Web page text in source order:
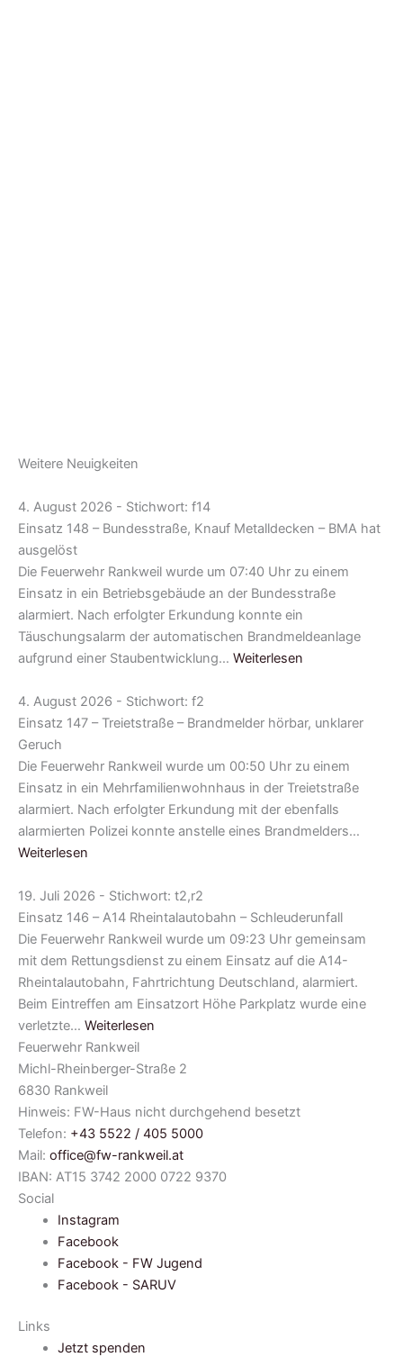
Weitere Neuigkeiten
4. August 2026 - Stichwort: f14
Einsatz 148 – Bundesstraße, Knauf Metalldecken – BMA hat
ausgelöst
Die Feuerwehr Rankweil wurde um 07:40 Uhr zu einem
Einsatz in ein Betriebsgebäude an der Bundesstraße
alarmiert. Nach erfolgter Erkundung konnte ein
Täuschungsalarm der automatischen Brandmeldeanlage
aufgrund einer Staubentwicklung… Weiterlesen
4. August 2026 - Stichwort: f2
Einsatz 147 – Treietstraße – Brandmelder hörbar, unklarer
Geruch
Die Feuerwehr Rankweil wurde um 00:50 Uhr zu einem
Einsatz in ein Mehrfamilienwohnhaus in der Treietstraße
alarmiert. Nach erfolgter Erkundung mit der ebenfalls
alarmierten Polizei konnte anstelle eines Brandmelders…
Weiterlesen
19. Juli 2026 - Stichwort: t2,r2
Einsatz 146 – A14 Rheintalautobahn – Schleuderunfall
Die Feuerwehr Rankweil wurde um 09:23 Uhr gemeinsam
mit dem Rettungsdienst zu einem Einsatz auf die A14-
Rheintalautobahn, Fahrtrichtung Deutschland, alarmiert.
Beim Eintreffen am Einsatzort Höhe Parkplatz wurde eine
verletzte… Weiterlesen
Feuerwehr Rankweil
Michl-Rheinberger-Straße 2
6830 Rankweil
Hinweis: FW-Haus nicht durchgehend besetzt
Telefon: +43 5522 / 405 5000
Mail: office@fw-rankweil.at
IBAN: AT15 3742 2000 0722 9370
Social
Instagram
Facebook
Facebook - FW Jugend
Facebook - SARUV
Links
Jetzt spenden